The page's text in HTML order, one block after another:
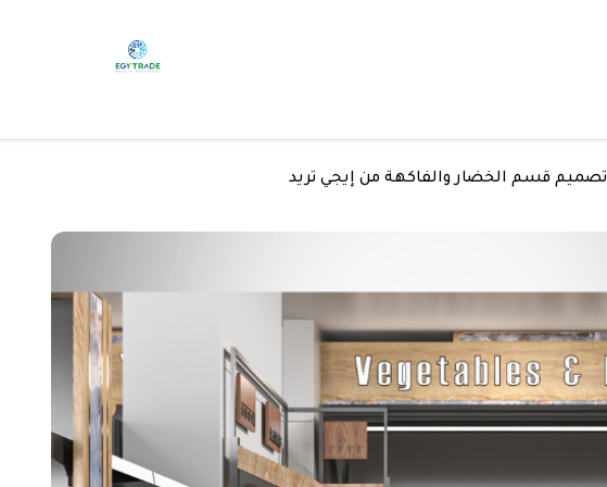
تصميم قسم الخضار والفاكهة من إيجي تريد